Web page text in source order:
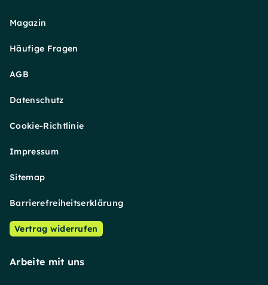
Magazin
Häufige Fragen
AGB
Datenschutz
Cookie-Richtlinie
Impressum
Sitemap
Barrierefreiheitserklärung
Vertrag widerrufen
Arbeite mit uns